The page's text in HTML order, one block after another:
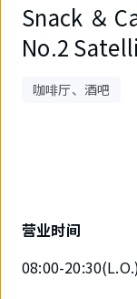
Snack ＆
No.2
咖啡厅、酒吧
件。
营业时间
08:00-